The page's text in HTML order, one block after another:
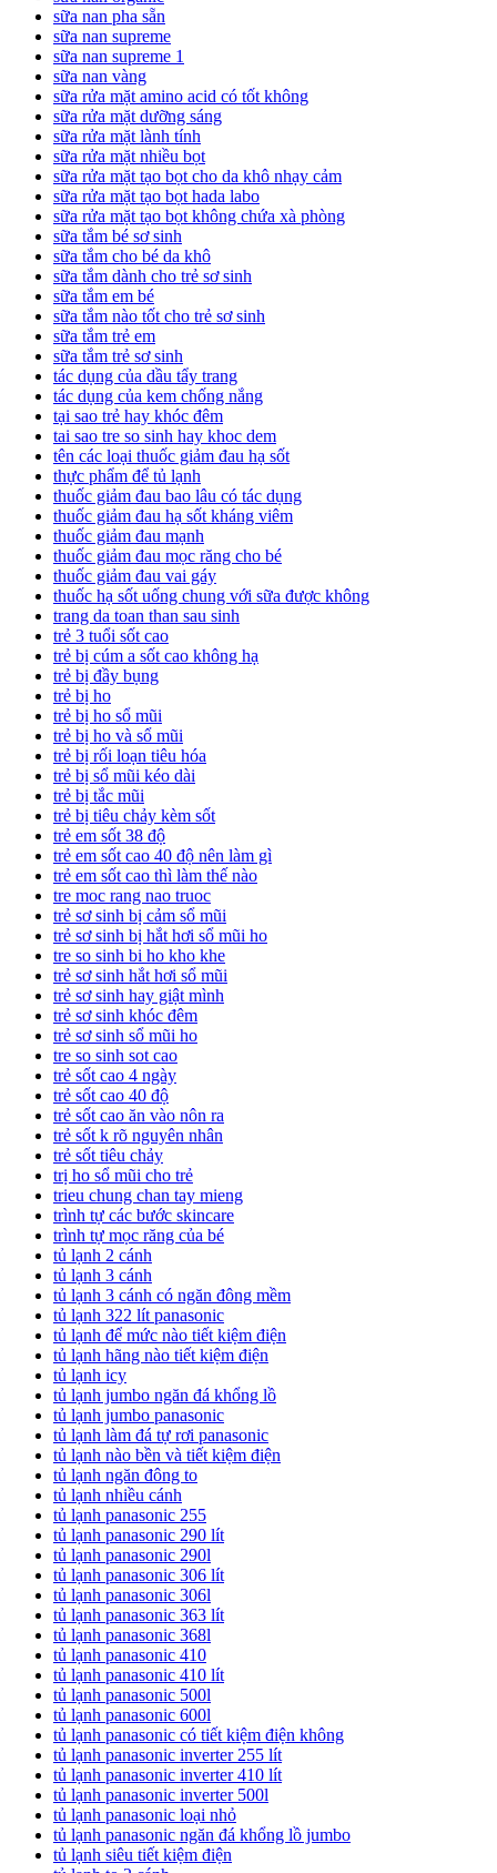
sữa nan pha sẵn
sữa nan supreme
sữa nan supreme 1
sữa nan vàng
sữa rửa mặt amino acid có tốt không
sữa rửa mặt dưỡng sáng
sữa rửa mặt lành tính
sữa rửa mặt nhiều bọt
sữa rửa mặt tạo bọt cho da khô nhạy cảm
sữa rửa mặt tạo bọt hada labo
sữa rửa mặt tạo bọt không chứa xà phòng
sữa tắm bé sơ sinh
sữa tắm cho bé da khô
sữa tắm dành cho trẻ sơ sinh
sữa tắm em bé
sữa tắm nào tốt cho trẻ sơ sinh
sữa tắm trẻ em
sữa tắm trẻ sơ sinh
tác dụng của dầu tẩy trang
tác dụng của kem chống nắng
tại sao trẻ hay khóc đêm
tai sao tre so sinh hay khoc dem
tên các loại thuốc giảm đau hạ sốt
thực phẩm để tủ lạnh
thuốc giảm đau bao lâu có tác dụng
thuốc giảm đau hạ sốt kháng viêm
thuốc giảm đau mạnh
thuốc giảm đau mọc răng cho bé
thuốc giảm đau vai gáy
thuốc hạ sốt uống chung với sữa được không
trang da toan than sau sinh
trẻ 3 tuổi sốt cao
trẻ bị cúm a sốt cao không hạ
trẻ bị đầy bụng
trẻ bị ho
trẻ bị ho sổ mũi
trẻ bị ho và sổ mũi
trẻ bị rối loạn tiêu hóa
trẻ bị sổ mũi kéo dài
trẻ bị tắc mũi
trẻ bị tiêu chảy kèm sốt
trẻ em sốt 38 độ
trẻ em sốt cao 40 độ nên làm gì
trẻ em sốt cao thì làm thế nào
tre moc rang nao truoc
trẻ sơ sinh bị cảm sổ mũi
trẻ sơ sinh bị hắt hơi sổ mũi ho
tre so sinh bi ho kho khe
trẻ sơ sinh hắt hơi sổ mũi
trẻ sơ sinh hay giật mình
trẻ sơ sinh khóc đêm
trẻ sơ sinh sổ mũi ho
tre so sinh sot cao
trẻ sốt cao 4 ngày
trẻ sốt cao 40 độ
trẻ sốt cao ăn vào nôn ra
trẻ sốt k rõ nguyên nhân
trẻ sốt tiêu chảy
trị ho sổ mũi cho trẻ
trieu chung chan tay mieng
trình tự các bước skincare
trình tự mọc răng của bé
tủ lạnh 2 cánh
tủ lạnh 3 cánh
tủ lạnh 3 cánh có ngăn đông mềm
tủ lạnh 322 lít panasonic
tủ lạnh để mức nào tiết kiệm điện
tủ lạnh hãng nào tiết kiệm điện
tủ lạnh icy
tủ lạnh jumbo ngăn đá khổng lồ
tủ lạnh jumbo panasonic
tủ lạnh làm đá tự rơi panasonic
tủ lạnh nào bền và tiết kiệm điện
tủ lạnh ngăn đông to
tủ lạnh nhiều cánh
tủ lạnh panasonic 255
tủ lạnh panasonic 290 lít
tủ lạnh panasonic 290l
tủ lạnh panasonic 306 lít
tủ lạnh panasonic 306l
tủ lạnh panasonic 363 lít
tủ lạnh panasonic 368l
tủ lạnh panasonic 410
tủ lạnh panasonic 410 lít
tủ lạnh panasonic 500l
tủ lạnh panasonic 600l
tủ lạnh panasonic có tiết kiệm điện không
tủ lạnh panasonic inverter 255 lít
tủ lạnh panasonic inverter 410 lít
tủ lạnh panasonic inverter 500l
tủ lạnh panasonic loại nhỏ
tủ lạnh panasonic ngăn đá khổng lồ jumbo
tủ lạnh siêu tiết kiệm điện